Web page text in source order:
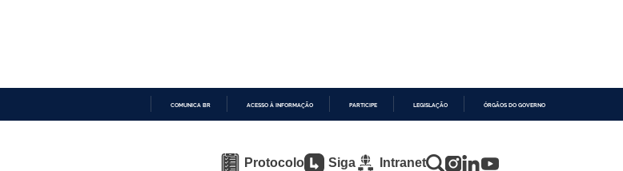
COMUNICA BR ACESSO À INFORMAÇÃO PARTICIPE LEGISLAÇÃO ÓRGÃOS DO GOVERNO
Protocolo Siga Intranet